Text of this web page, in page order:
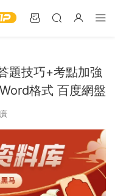
題技巧+考點加強
格式 百度網盤